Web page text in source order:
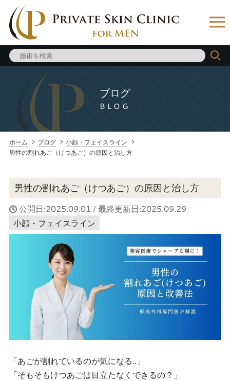
ブログ
BLOG
ホーム ブログ
小顔・フェイスライン
男性の割れあご（けつあご）の原因と治し方
男性の割れあご（けつあご）の原因と治し方
公開日:2025.09.01 / 最終更新日:2025.09.29
小顔・フェイスライン
「あごが割れているのが気になる..」
「そもそもけつあごは目立たなくできるの？」